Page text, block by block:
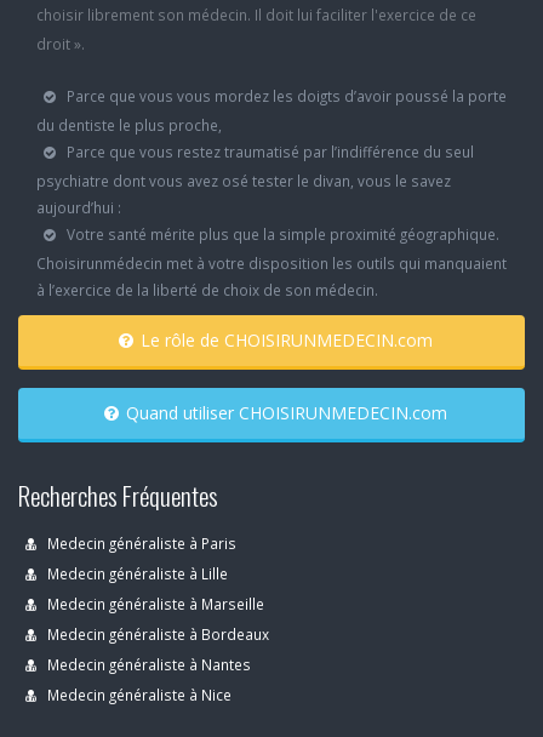
choisir librement son médecin. Il doit lui faciliter l'exercice de ce
droit ».
Parce que vous vous mordez les doigts d’avoir poussé la porte
du dentiste le plus proche,
Parce que vous restez traumatisé par l’indifférence du seul
psychiatre dont vous avez osé tester le divan, vous le savez
aujourd’hui :
Votre santé mérite plus que la simple proximité géographique.
Choisirunmédecin met à votre disposition les outils qui manquaient
à l’exercice de la liberté de choix de son médecin.
Le rôle de CHOISIRUNMEDECIN.com
Quand utiliser CHOISIRUNMEDECIN.com
Recherches Fréquentes
Medecin généraliste à Paris
Medecin généraliste à Lille
Medecin généraliste à Marseille
Medecin généraliste à Bordeaux
Medecin généraliste à Nantes
Medecin généraliste à Nice